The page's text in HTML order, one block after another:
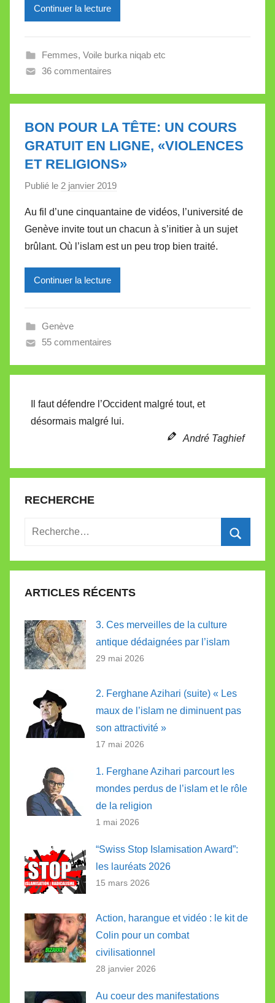
l
e
l
t
t
Continuer la lecture
Femmes, Voile burka niqab etc
36 commentaires
BON POUR LA TÊTE: UN COURS
GRATUIT EN LIGNE, «VIOLENCES
ET RELIGIONS»
Publié le 2 janvier 2019
r
M
i
r
a
l
e
Au fil d’une cinquantaine de vidéos, l’université de
Genève invite tout un chacun à s’initier à un sujet
brûlant. Où l’islam est un peu trop bien traité.
Continuer la lecture
Genève
55 commentaires
Il faut défendre l’Occident malgré tout, et
désormais malgré lui.
André Taghief
RECHERCHE
Recherche
:
ARTICLES RÉCENTS
3. Ces merveilles de la culture
antique dédaignées par l’islam
29 mai 2026
2. Ferghane Azihari (suite) « Les
maux de l’islam ne diminuent pas
son attractivité »
17 mai 2026
1. Ferghane Azihari parcourt les
mondes perdus de l’islam et le rôle
de la religion
1 mai 2026
“Swiss Stop Islamisation Award”:
les lauréats 2026
15 mars 2026
Action, harangue et vidéo : le kit de
Colin pour un combat
civilisationnel
28 janvier 2026
Au coeur des manifestations